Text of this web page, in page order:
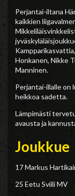
Perjantai-iltana
kaikkien
Honkanen, Nikke
Manninen.
Perjantai-illalle on
heikkoa sadetta.
Lämpimästi
avausta ja
Joukkue
17 Markus
25 Eetu Sviili MV